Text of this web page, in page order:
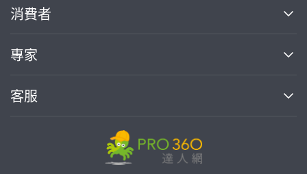
關於我們
部落格
加入我們
消費者
買服務
熱門服務
專家
案件中心
客服